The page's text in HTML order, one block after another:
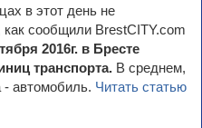
в этот день не
сообщили BrestCITY.com
2016г. в Бресте
транспорта. В среднем,
- автомобиль. Читать статью